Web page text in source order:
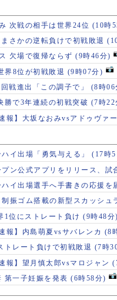
次戦の相手は世界24位 (10時
さかの逆転負けで初戦敗退
欠場で復帰ならず (9時46分)
界8位が初戦敗退 (9時07分)
戦進出「この調子で」 (8時06
勝で3年連続の初戦突破 (7時22
報】大坂なおみvsアドゥヴァ
イ出場「勇気与える」 (17時
ン公式アプリをリリース、試
イ出場選手へ手書きの応援を
振ゴム搭載の新型スカッシュ
1位にストレート負け (9時48分)
報】内島萌夏vsサバレンカ (8
トレート負けで初戦敗退 (7時
報】望月慎太郎vsマロジャン
第一子妊娠を発表 (6時58分)